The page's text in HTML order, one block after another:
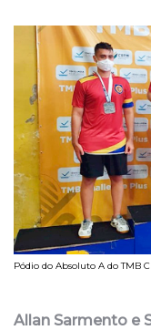
Pódio do Absoluto A do TMB
Allan Sarmento e